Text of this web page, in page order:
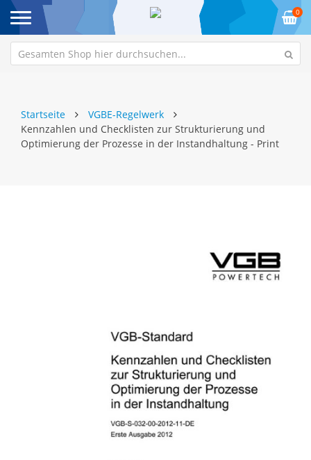
0
Startseite
VGBE-Regelwerk
Kennzahlen und Checklisten zur Strukturierung und
Optimierung der Prozesse in der Instandhaltung - Print